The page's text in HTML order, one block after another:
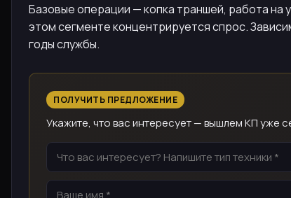
Базовые операции — копка траншей, работа на
этом сегменте концентрируется спрос.
годы службы.
ПОЛУЧИТЬ ПРЕДЛОЖЕНИЕ
Укажите, что вас интересует — вышлем КП уже